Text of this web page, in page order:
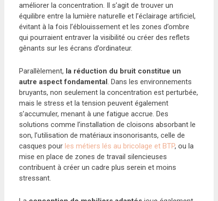
améliorer la concentration. Il s’agit de trouver un
équilibre entre la lumière naturelle et l’éclairage artificiel,
évitant à la fois l’éblouissement et les zones d’ombre
qui pourraient entraver la visibilité ou créer des reflets
gênants sur les écrans d’ordinateur.
Parallèlement, la réduction du bruit constitue un
autre aspect fondamental. Dans les environnements
bruyants, non seulement la concentration est perturbée,
mais le stress et la tension peuvent également
s’accumuler, menant à une fatigue accrue. Des
solutions comme l’installation de cloisons absorbant le
son, l’utilisation de matériaux insonorisants, celle de
casques pour les métiers lés au bricolage et BTP, ou la
mise en place de zones de travail silencieuses
contribuent à créer un cadre plus serein et moins
stressant.